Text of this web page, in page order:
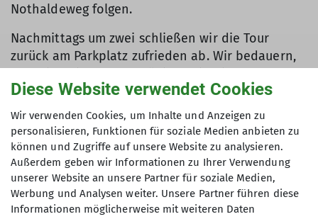
Nothaldeweg folgen.
Nachmittags um zwei schließen wir die Tour
zurück am Parkplatz zufrieden ab. Wir bedauern,
zu der abwechslungsreichen,
konditionsfördernden Unternehmung
entschließen konnten!
Text und Bilder: Hans Durst
Diese Website verwendet Cookies
Wir verwenden Cookies, um Inhalte und Anzeigen zu
personalisieren, Funktionen für soziale Medien anbieten zu
können und Zugriffe auf unsere Website zu analysieren.
Außerdem geben wir Informationen zu Ihrer Verwendung
unserer Website an unsere Partner für soziale Medien,
Werbung und Analysen weiter. Unsere Partner führen diese
Informationen möglicherweise mit weiteren Daten